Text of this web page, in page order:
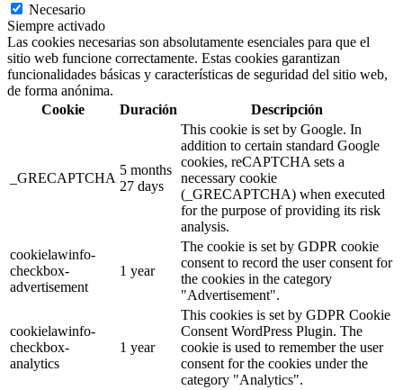
Necesario
Siempre activado
Las cookies necesarias son absolutamente esenciales para que el
sitio web funcione correctamente. Estas cookies garantizan
funcionalidades básicas y características de seguridad del sitio web,
de forma anónima.
Cookie
Duración Descripción
_GRECAPTCHA
5 months
27 days
This cookie is set by Google. In
addition to certain standard Google
cookies, reCAPTCHA sets a
necessary cookie
(_GRECAPTCHA) when executed
for the purpose of providing its risk
analysis.
cookielawinfo-
checkbox-
advertisement
1 year
The cookie is set by GDPR cookie
consent to record the user consent for
the cookies in the category
"Advertisement".
cookielawinfo-
checkbox-
analytics
1 year
This cookies is set by GDPR Cookie
Consent WordPress Plugin. The
cookie is used to remember the user
consent for the cookies under the
category "Analytics".